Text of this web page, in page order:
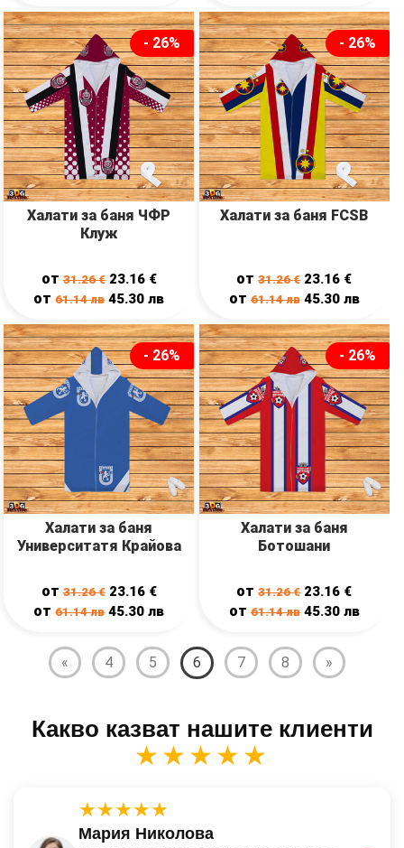
- 26%
Халати за баня ЧФР
Клуж
от31.26€ 23.16 €
от61.14лв 45.30лв
- 26%
Халати за баня FCSB
от31.26€ 23.16 €
от 61.14лв 45.30 лв
- 26%
Халати за баня
Университатя Крайова
от31.26€ 23.16 €
от61.14лв 45.30лв
- 26%
Халати за баня
Ботошани
от31.26€ 23.16 €
от 61.14лв 45.30 лв
« 4 5 6 7 8 »
Какво казват нашите клиенти
★★★★★
★★★★★
Мария Николова